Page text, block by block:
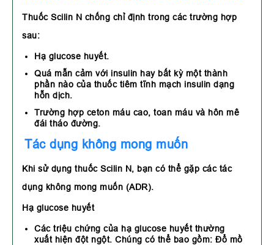
Thuốc Scilin N chống chỉ định trong các trường hợp
sau:
Hạ glucose huyết.
Quá mẫn cảm với insulin hay bất kỳ một thành
phần nào của thuốc tiêm tĩnh mạch insulin dạng
hỗn dịch.
Trường hợp ceton máu cao, toan máu và hôn mê
đái tháo đường.
Tác dụng không mong muốn
Khi sử dụng thuốc Scilin N, bạn có thể gặp các tác
dụng không mong muốn (ADR).
Hạ glucose huyết
Các triệu chứng của hạ glucose huyết thường
xuất hiện đột ngột. Chúng có thể bao gồm: Đổ mồ